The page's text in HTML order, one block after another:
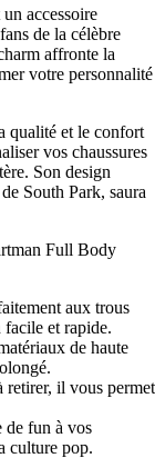
accessoire
de la célèbre
affronte la
votre personnalité
qualité et le confort
vos chaussures
Son design
South Park, saura
Full Body
aux trous
facile et rapide.
de haute
retirer, il vous permet
de fun à vos
culture pop.